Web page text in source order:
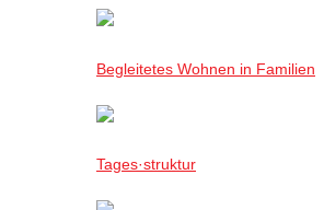
Begleitetes Wohnen in Familien
Tages·struktur